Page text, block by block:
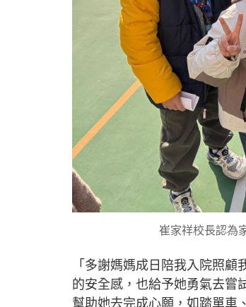
崔家祥校長認為
「多謝媽媽成日陪我入院照
的安全感，也給予她勇氣去嘗
幫助她去完成心願，如踏單車